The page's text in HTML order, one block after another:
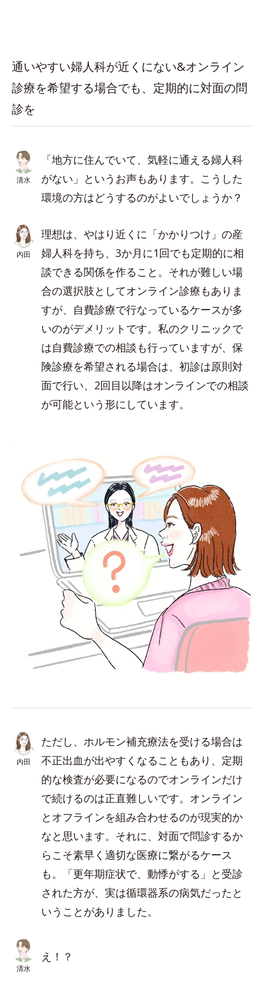
通いやすい婦人科が近くにない&オンライン
診療を希望する場合でも、定期的に対面の問
診を
清水
「地方に住んでいて、気軽に通える婦人科
がない」というお声もあります。こうした
環境の方はどうするのがよいでしょうか？
内田
理想は、やはり近くに「かかりつけ」の産
婦人科を持ち、3か月に1回でも定期的に相
談できる関係を作ること。それが難しい場
合の選択肢としてオンライン診療もありま
すが、自費診療で行なっているケースが多
いのがデメリットです。私のクリニックで
は自費診療での相談も行っていますが、保
険診療を希望される場合は、初診は原則対
面で行い、2回目以降はオンラインでの相談
が可能という形にしています。
内田
ただし、ホルモン補充療法を受ける場合は
不正出血が出やすくなることもあり、定期
的な検査が必要になるのでオンラインだけ
で続けるのは正直難しいです。オンライン
とオフラインを組み合わせるのが現実的か
なと思います。それに、対面で問診するか
らこそ素早く適切な医療に繋がるケース
も。「更年期症状で、動悸がする」と受診
された方が、実は循環器系の病気だったと
いうことがありました。
清水
え！？